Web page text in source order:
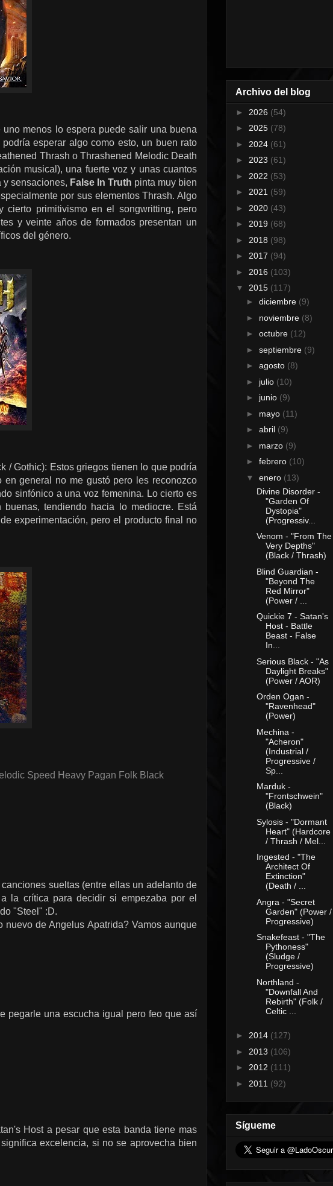
menos lo espera puede salir una buena
esperar algo como esto, un buen rato
Thrash o Thrashened Melodic Death
musical), una fuerte voz y unas cuantos
y sensaciones, False In Truth pinta muy bien
por sus elementos Thrash. Algo
primitivismo en el songwritting, pero
y veinte años de formados presentan un
del género.
/ Gothic): Estos griegos tienen lo que podría
en general no me gustó pero les reconozco
sinfónico a una voz femenina. Lo cierto es
tendiendo hacia lo mediocre. Está
experimentación, pero el producto final no
Speed Heavy Pagan Folk Black
sueltas (entre ellas un adelanto de
la crítica para decidir si empezaba por el
"Steel" :D.
de Angelus Apatrida? Vamos aunque
pegarle una escucha igual pero feo que así
Host a pesar que esta banda tiene mas
excelencia, si no se aprovecha bien
Archivo del blog
► 2026 (54)
► 2025 (78)
► 2024 (61)
► 2023 (61)
► 2022 (53)
► 2021 (59)
► 2020 (43)
► 2019 (68)
► 2018 (98)
► 2017 (94)
► 2016 (103)
▼ 2015 (117)
► diciembre (9)
► noviembre (8)
► octubre (12)
► septiembre (9)
► agosto (8)
► julio (10)
► junio (9)
► mayo (11)
► abril (9)
► marzo (9)
► febrero (10)
▼ enero (13)
Divine Disorder -
"Garden Of
Dystopia"
(Progressiv...
Venom - "From The
Very Depths"
(Black / Thrash)
Blind Guardian -
"Beyond The
Red Mirror"
(Power / ...
Quickie 7 - Satan's
Host - Battle
Beast - False
In...
Serious Black - "As
Daylight Breaks"
(Power / AOR)
Orden Ogan -
"Ravenhead"
(Power)
Mechina -
"Acheron"
(Industrial /
Progressive /
Sp...
Marduk -
"Frontschwein"
(Black)
Sylosis - "Dormant
Heart" (Hardcore
/ Thrash / Mel...
Ingested - "The
Architect Of
Extinction"
(Death / ...
Angra - "Secret
Garden" (Power /
Progressive)
Snakefeast - "The
Pythoness"
(Sludge /
Progressive)
Northland -
"Downfall And
Rebirth" (Folk /
Celtic ...
► 2014 (127)
► 2013 (106)
► 2012 (111)
► 2011 (92)
Sígueme